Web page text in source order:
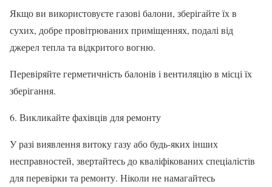
Якщо ви використовуєте газові балони, зберігайте їх в
сухих, добре провітрюваних приміщеннях, подалі від
джерел тепла та відкритого вогню.
Перевіряйте герметичність балонів і вентиляцію в місці їх
зберігання.
6. Викликайте фахівців для ремонту
У разі виявлення витоку газу або будь-яких інших
несправностей, звертайтесь до кваліфікованих спеціалістів
для перевірки та ремонту. Ніколи не намагайтесь